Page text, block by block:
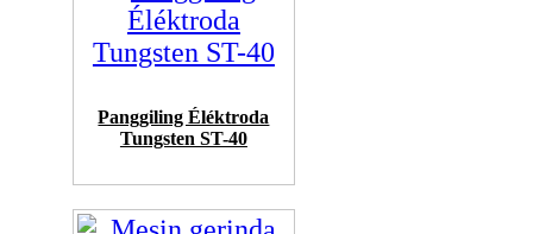
Panggiling Éléktroda
Tungsten ST-40